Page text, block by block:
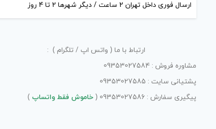
ارسال فوری داخل تهران 2 ساعت / دیگر شهرها 2 تا 4 روز
ارتباط با ما ( واتس اپ / تلگرام ) :
مشاوره فروش : 09353027584
پشتیانی سایت : 09353027585
پیگیری سفارش : 09353027586 (
خاموش فقط واتساپ )